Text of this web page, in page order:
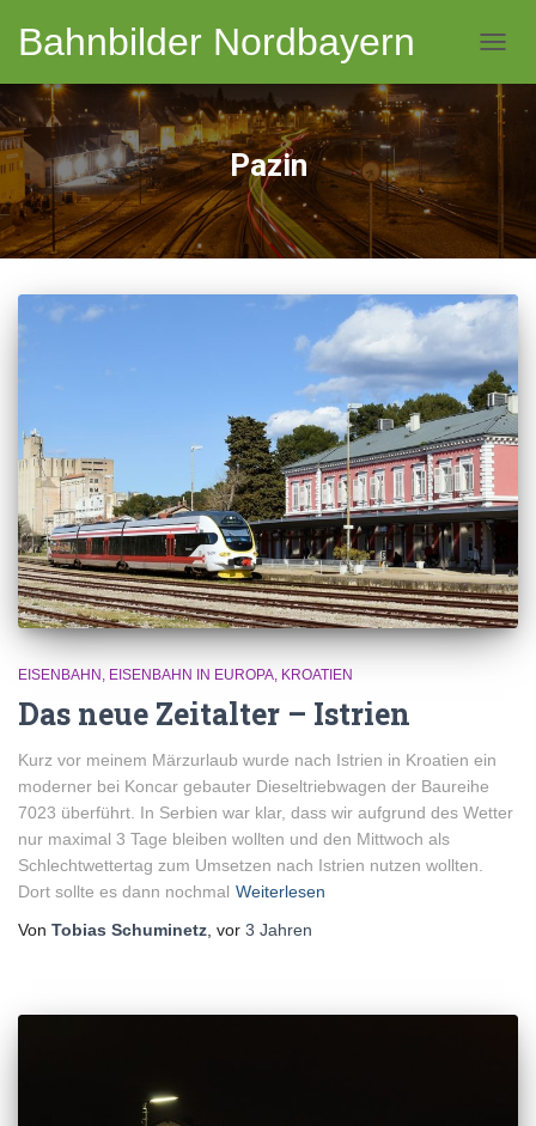
Bahnbilder Nordbayern
Pazin
EISENBAHN EISENBAHN IN EUROPA KROATIEN
Das neue Zeitalter – Istrien
Kurz vor meinem Märzurlaub wurde nach Istrien in Kroatien ein
moderner bei Koncar gebauter Dieseltriebwagen der Baureihe
7023 überführt. In Serbien war klar, dass wir aufgrund des Wetter
nur maximal 3 Tage bleiben wollten und den Mittwoch als
Schlechtwettertag zum Umsetzen nach Istrien nutzen wollten.
Dort sollte es dann nochmal Weiterlesen
Von Tobias Schuminetz , vor 3 Jahren